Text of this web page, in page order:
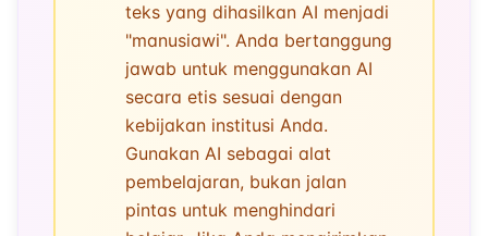
teks yang dihasilkan AI menjadi
"manusiawi". Anda bertanggung
jawab untuk menggunakan AI
secara etis sesuai dengan
kebijakan institusi Anda.
Gunakan AI sebagai alat
pembelajaran, bukan jalan
pintas untuk menghindari